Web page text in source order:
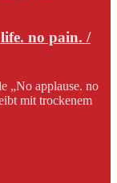
no pain. /
„No applause. no
mit trockenem